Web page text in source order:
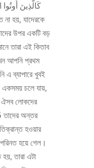
كَالَّذِينَ
উপর একটি বড়
তারা এই কিতাব
আপনি প্রথম
এ ব্যাপারে খুবই
চলে যায়,
ঐসব লোকদের
হওয়ার
হয়ে গেল।
তারা এটা